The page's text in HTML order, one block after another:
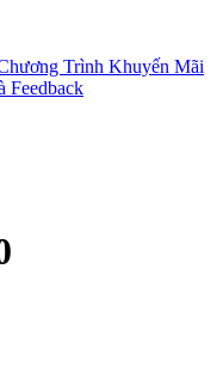
Trình Khuyến Mãi
Feedback